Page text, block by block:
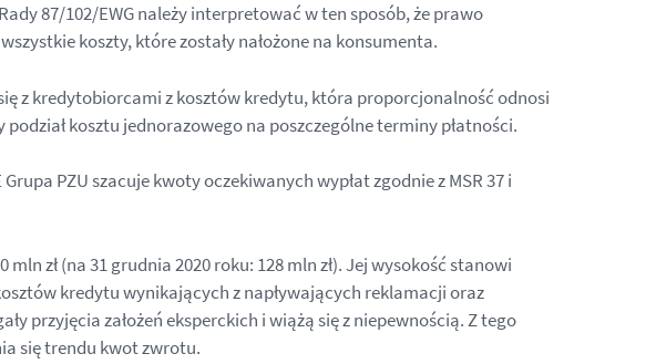
87/102/EWG należy interpretować w ten sposób, że prawo
koszty, które zostały nałożone na konsumenta.
z kredytobiorcami z kosztów kredytu, która proporcjonalność odnosi
kosztu jednorazowego na poszczególne terminy płatności.
PZU szacuje kwoty oczekiwanych wypłat zgodnie z MSR 37 i
zł (na 31 grudnia 2020 roku: 128 mln zł). Jej wysokość stanowi
kredytu wynikających z napływających reklamacji oraz
przyjęcia założeń eksperckich i wiążą się z niepewnością. Z tego
się trendu kwot zwrotu.